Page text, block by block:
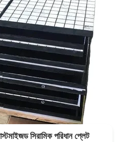
সিরামিক পরিধান প্লেট